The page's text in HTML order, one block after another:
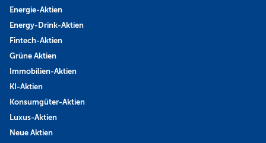
Energie-Aktien
Energy-Drink-Aktien
Fintech-Aktien
Grüne Aktien
Immobilien-Aktien
KI-Aktien
Konsumgüter-Aktien
Luxus-Aktien
Neue Aktien